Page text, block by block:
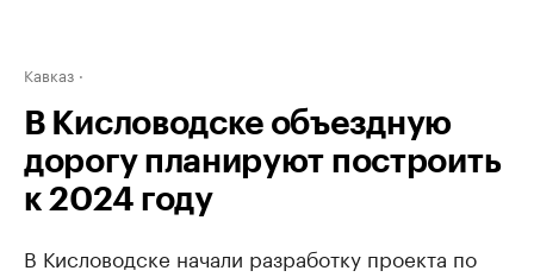
Кавказ
В Кисловодске объездную
дорогу планируют построить
к 2024 году
В Кисловодске начали разработку проекта по